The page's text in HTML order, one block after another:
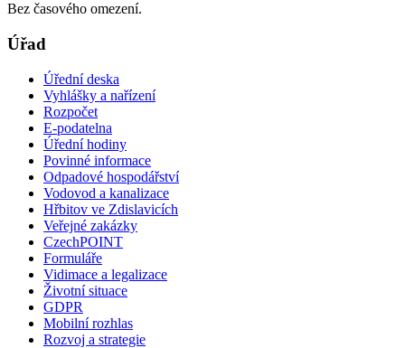
Bez časového omezení.
Úřad
Úřední deska
Vyhlášky a nařízení
Rozpočet
E-podatelna
Úřední hodiny
Povinné informace
Odpadové hospodářství
Vodovod a kanalizace
Hřbitov ve Zdislavicích
Veřejné zakázky
CzechPOINT
Formuláře
Vidimace a legalizace
Životní situace
GDPR
Mobilní rozhlas
Rozvoj a strategie